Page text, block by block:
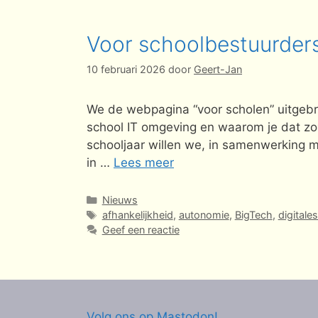
Voor
10 februari 2026 door Geert-Jan
We de webpagina “voor scholen”
school IT omgeving en waarom je dat
schooljaar willen we, in samenwerking
in … Lees meer
Categorieën
Nieuws
Tags
afhankelijkheid, autonomie, BigTech,
Geef een reactie